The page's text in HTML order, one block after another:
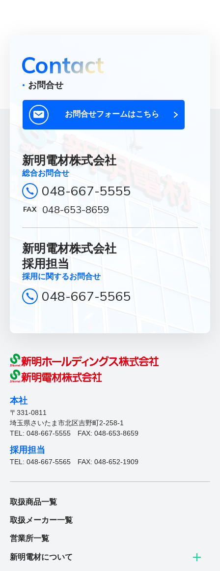
Contact
お問合せ
お問合せフォームはこちら
新明電材株式会社
総合お問合せ
048-667-5555
048-653-8659
新明電材株式会社
採用担当
採用に関するお問合せ
048-667-5565
本社
〒331-0811
埼玉県さいたま市北区吉野町2-258-1
TEL: 048-667-5555 FAX: 048-653-8659
採用担当
TEL: 048-667-5565 FAX: 048-652-1909
取扱商品一覧
取扱メーカー一覧
営業所一覧
新明電材について